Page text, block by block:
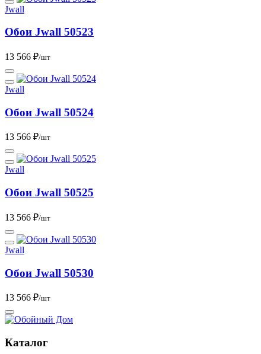
Jwall
Обои Jwall 50523
13 566 ₽/шт
Jwall
Обои Jwall 50524
13 566 ₽/шт
Jwall
Обои Jwall 50525
13 566 ₽/шт
Jwall
Обои Jwall 50530
13 566 ₽/шт
Каталог